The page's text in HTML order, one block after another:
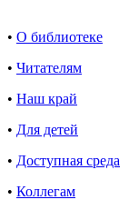
• О библиотеке
• Читателям
• Наш край
• Для детей
• Доступная среда
• Коллегам